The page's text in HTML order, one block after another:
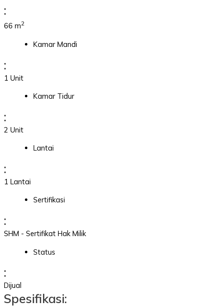
:
66 m2
Kamar Mandi
:
1 Unit
Kamar Tidur
:
2 Unit
Lantai
:
1 Lantai
Sertifikasi
:
SHM - Sertifikat Hak Milik
Status
:
Dijual
Spesifikasi: